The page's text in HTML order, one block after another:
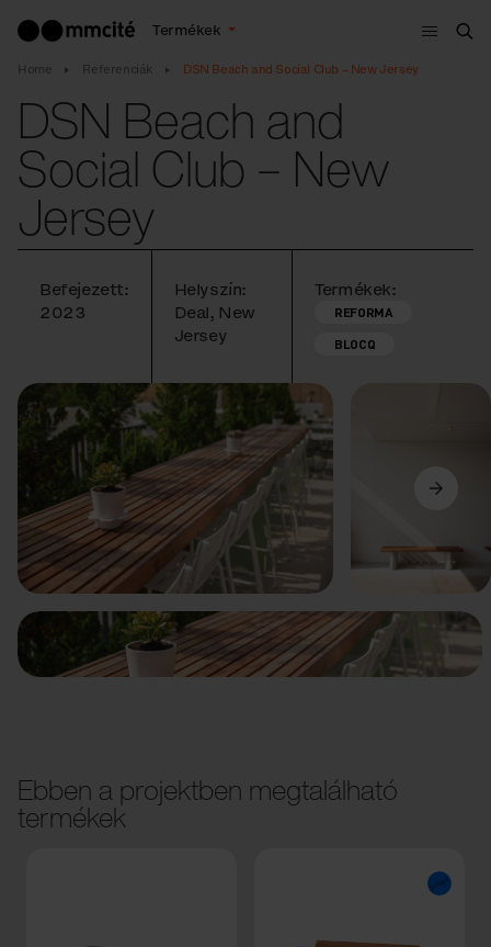
Termékek
Menü
Home Referenciák DSN Beach and Social Club – New Jersey
DSN Beach and
Social Club – New
Jersey
Befejezett:
2023
Helyszín:
Deal, New
Jersey
Termékek:
REFORMA
BLOCQ
Előző Következő
Ebben a projektben megtalálható
termékek